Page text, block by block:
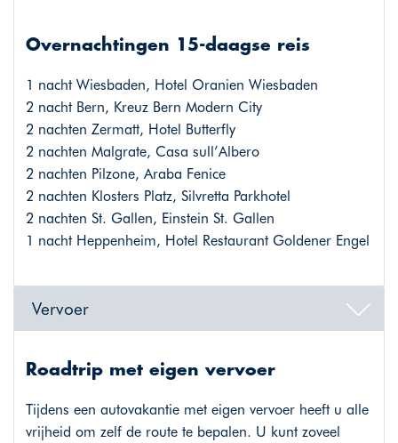
Overnachtingen 15-daagse reis
1 nacht Wiesbaden, Hotel Oranien Wiesbaden
2 nacht Bern, Kreuz Bern Modern City
2 nachten Zermatt, Hotel Butterfly
2 nachten Malgrate, Casa sull’Albero
2 nachten Pilzone, Araba Fenice
2 nachten Klosters Platz, Silvretta Parkhotel
2 nachten St. Gallen, Einstein St. Gallen
1 nacht Heppenheim, Hotel Restaurant Goldener Engel
Vervoer
Roadtrip met eigen vervoer
Tijdens een autovakantie met eigen vervoer heeft u alle
vrijheid om zelf de route te bepalen. U kunt zoveel